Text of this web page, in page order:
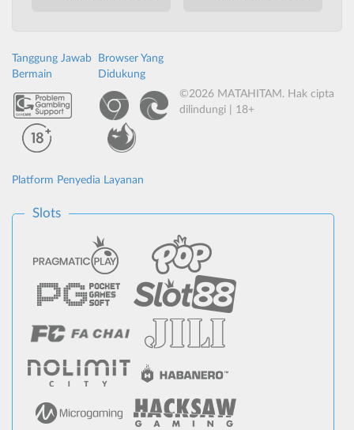
Tanggung Jawab
Bermain
Browser Yang
Didukung
©2026 MATAHITAM. Hak cipta
dilindungi | 18+
Platform Penyedia Layanan
Slots